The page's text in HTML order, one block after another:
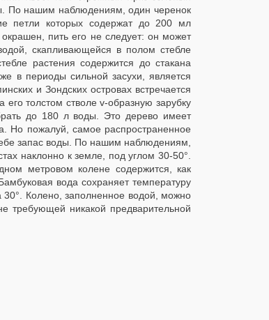
По нашим наблюдениям, один черенок
петли которых содержат до 200 мл
пить его не следует: он может
скапливающейся в полом стебле
растения содержится до стакана
в периоды сильной засухи, является
и Зондских островах встречается
толстом стволе v-образную зарубку
до 180 л воды. Это дерево имеет
Но пожалуй, самое распространенное
запас воды. По нашим наблюдениям,
наклонно к земле, под углом 30-50°.
метровом колене содержится, как
вода сохраняет температуру
30°. Колено, заполненное водой, можно
требующей никакой предварительной